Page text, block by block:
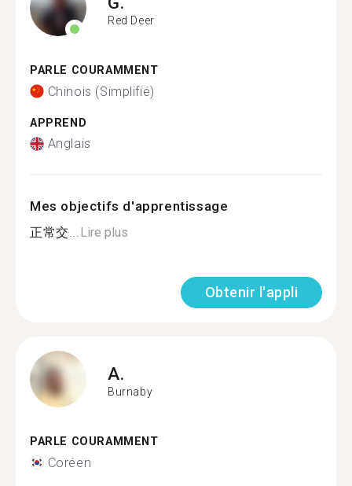
Red Deer
PARLE COURAMMENT
Chinois (Simplifié)
APPREND
Anglais
Mes objectifs d'apprentissage
正常交...Lire plus
Obtenir l'appli
A.
Burnaby
PARLE COURAMMENT
Coréen